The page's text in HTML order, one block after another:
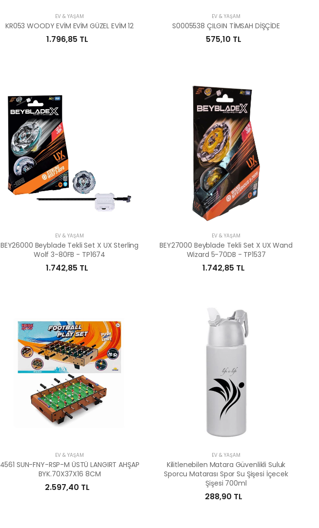
EV & YAŞAM
KR053 WOODY EVİM EVİM GÜZEL EVİM 12
1.796,85 TL
EV & YAŞAM
S0005538 ÇILGIN TİMSAH DİŞÇİDE
575,10 TL
EV & YAŞAM
BEY26000 Beyblade Tekli Set X UX Sterling
Wolf 3-80FB - TP1674
1.742,85 TL
EV & YAŞAM
BEY27000 Beyblade Tekli Set X UX Wand
Wizard 5-70DB - TP1537
1.742,85 TL
EV & YAŞAM
4561 SUN-FNY-RSP-M ÜSTÜ LANGIRT AHŞAP
BYK.70X37X16 8CM
2.597,40 TL
EV & YAŞAM
Kilitlenebilen Matara Güvenlikli Suluk
Sporcu Matarası Spor Su Şişesi İçecek
Şişesi 700ml
288,90 TL